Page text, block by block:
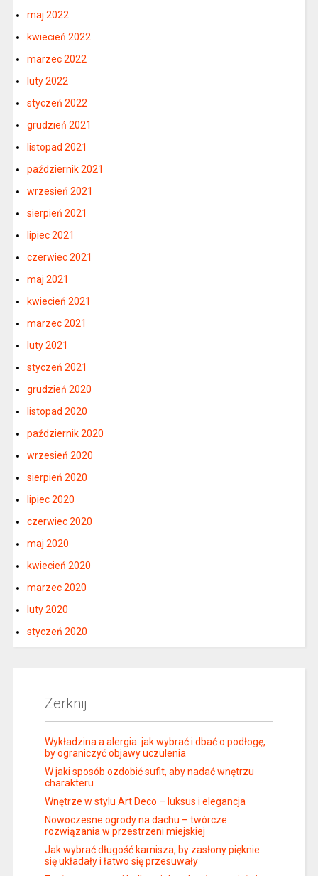
maj 2022
kwiecień 2022
marzec 2022
luty 2022
styczeń 2022
grudzień 2021
listopad 2021
październik 2021
wrzesień 2021
sierpień 2021
lipiec 2021
czerwiec 2021
maj 2021
kwiecień 2021
marzec 2021
luty 2021
styczeń 2021
grudzień 2020
listopad 2020
październik 2020
wrzesień 2020
sierpień 2020
lipiec 2020
czerwiec 2020
maj 2020
kwiecień 2020
marzec 2020
luty 2020
styczeń 2020
Zerknij
Wykładzina a alergia: jak wybrać i dbać o podłogę,
by ograniczyć objawy uczulenia
W jaki sposób ozdobić sufit, aby nadać wnętrzu
charakteru
Wnętrze w stylu Art Deco – luksus i elegancja
Nowoczesne ogrody na dachu – twórcze
rozwiązania w przestrzeni miejskiej
Jak wybrać długość karnisza, by zasłony pięknie
się układały i łatwo się przesuwały